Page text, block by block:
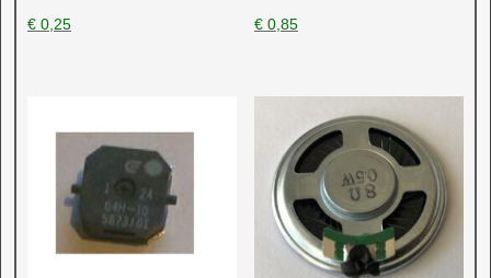
€ 0,25 €0,85